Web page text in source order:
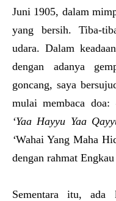
Juni 1905, dalam
yang bersih. Tiba-
udara. Dalam
dengan adanya
goncang, saya
‘Yaa Hayyu Yaa
‘Wahai Yang Maha
dengan rahmat
Sementara itu, ada